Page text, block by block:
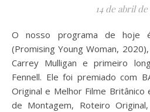
14 de abril de
O nosso programa de hoje é sobre Bela Vingança
(Promising Young Woman,
Carrey Mulligan e primeiro
Fennell. Ele foi premiado com
Original e Melhor Filme
de Montagem, Roteiro